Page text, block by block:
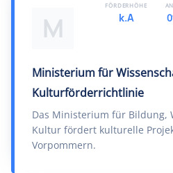
M
Ministerium für
Kulturförderrichtlinie
Das Ministerium für Bildung,
Kultur fördert kulturelle
Vorpommern.
FÖRDERHÖHE
k.A